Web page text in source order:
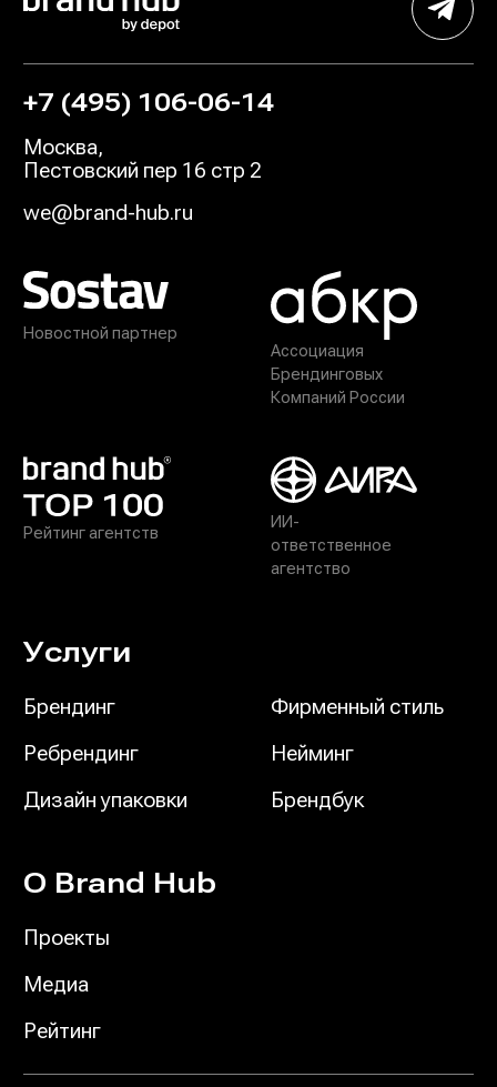
+7 (495) 106-06-14
Москва,
Пестовский пер 16 стр 2
we@brand-hub.ru
Ассоциация
Брендинговых
Компаний России
Рейтинг агентств
Новостной партнер
ИИ-
ответственное
агентство
Услуги
Брендинг
Фирменный стиль
Ребрендинг
Нейминг
Дизайн упаковки
Брендбук
О Brand Hub
Проекты
Медиа
Рейтинг